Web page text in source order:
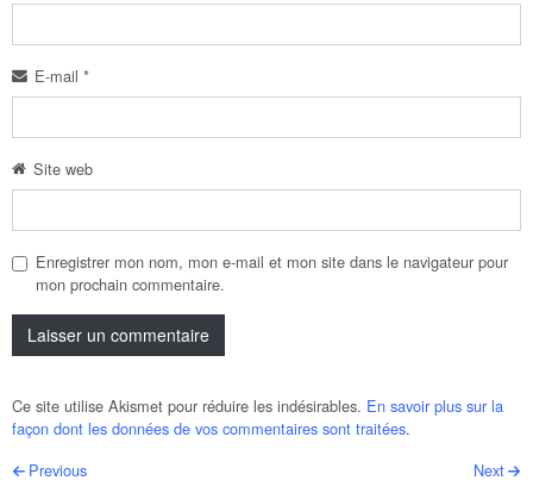
E-mail *
Site web
Enregistrer mon nom, mon e-mail et mon site dans le navigateur pour
mon prochain commentaire.
Ce site utilise Akismet pour réduire les indésirables. En savoir plus sur la
façon dont les données de vos commentaires sont traitées.
Post navigation
Previous Next